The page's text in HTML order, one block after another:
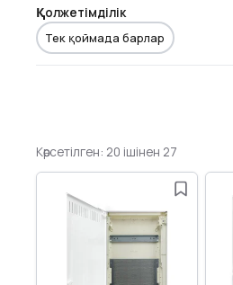
Қолжетімділік
Тек қоймада барлар
Көрсетілген: 20 ішінен 27